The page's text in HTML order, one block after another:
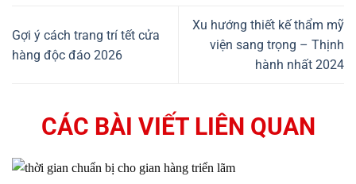
Gợi ý cách trang trí tết cửa
hàng độc đáo 2026
Xu hướng thiết kế thẩm mỹ
viện sang trọng – Thịnh
hành nhất 2024
CÁC BÀI VIẾT LIÊN QUAN